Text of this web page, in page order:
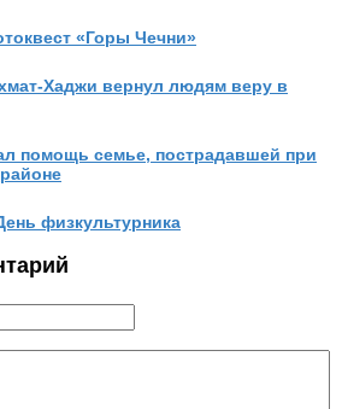
«Горы Чечни»
Хаджи вернул людям веру в
помощь семье, пострадавшей при
физкультурника